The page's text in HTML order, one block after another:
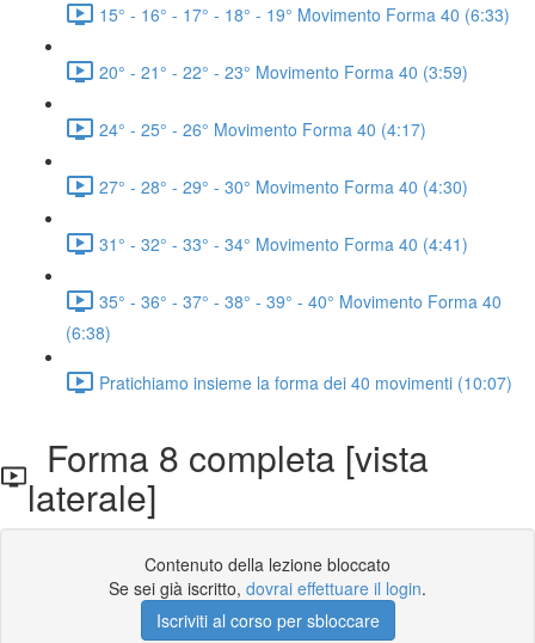
15° - 16° - 17° - 18° - 19° Movimento Forma 40 (6:33)
20° - 21° - 22° - 23° Movimento Forma 40 (3:59)
24° - 25° - 26° Movimento Forma 40 (4:17)
27° - 28° - 29° - 30° Movimento Forma 40 (4:30)
31° - 32° - 33° - 34° Movimento Forma 40 (4:41)
35° - 36° - 37° - 38° - 39° - 40° Movimento Forma 40
(6:38)
Pratichiamo insieme la forma dei 40 movimenti (10:07)
Forma 8 completa [vista
laterale]
Contenuto della lezione bloccato
Se sei già iscritto, dovrai effettuare il login.
Iscriviti al corso per sbloccare